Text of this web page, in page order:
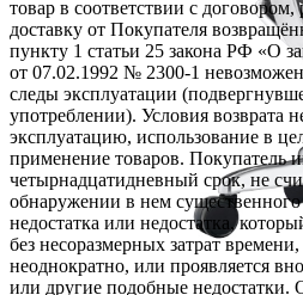
товар в соответствии с
доставку от Покупателя
пункту 1 статьи 25 закона РФ «О
от 07.02.1992 № 2300-1
следы эксплуатации
употреблении). Условия возврата
эксплуатацию, использование в
применение товаров. Покупатель
четырнадцатидневный срок, не
обнаружении в нем
недостатка или недостатка,
без несоразмерных затрат
неоднократно, или проявляется
или другие подобные недостатки.